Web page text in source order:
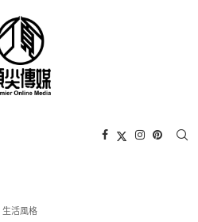
生活風格